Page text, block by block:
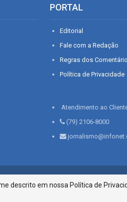
PORTAL
Editorial
Fale com a Redação
Regras dos
Política de Privacidade
Atendimento ao
(79) 2106-8000
São José | Aracaju-SE, CEP 49015-
descrito em nossa Política de